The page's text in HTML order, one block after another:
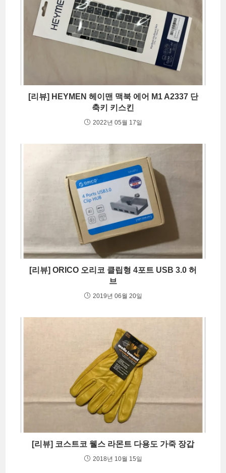
[리뷰] HEYMEN 헤이맨 맥북 에어 M1 A2337 단
축키 키스킨
2022년 05월 17일
[리뷰] ORICO 오리코 클립형 4포트 USB 3.0 허
브
2019년 06월 20일
[리뷰] 코스트코 웰스 라몬트 다용도 가죽 장갑
2018년 10월 15일